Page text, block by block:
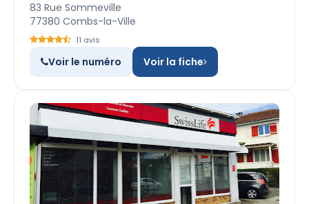
83 Rue Sommeville
77380 Combs-la-Ville
11 avis
Voir le numéro Voir la fiche